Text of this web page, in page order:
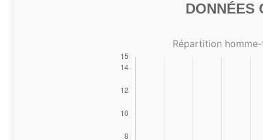
DONNÉES
Répartition